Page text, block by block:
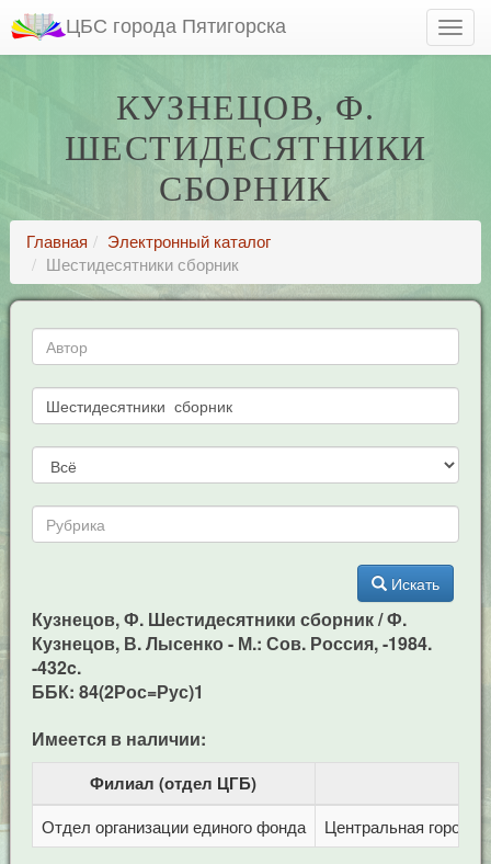
ЦБС города Пятигорска
КУЗНЕЦОВ, Ф.
ШЕСТИДЕСЯТНИКИ
СБОРНИК
Главная
Электронный каталог
Шестидесятники сборник
Искать
Кузнецов, Ф. Шестидесятники сборник / Ф.
Кузнецов, В. Лысенко - М.: Сов. Россия, -1984.
-432c.
ББК: 84(2Рос=Рус)1
Имеется в наличии:
Филиал (отдел ЦГБ)
Отдел организации единого фонда Центральная